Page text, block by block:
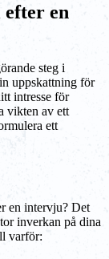
en
steg i
uppskattning för
intresse för
vikten av ett
ett
en intervju? Det
inverkan på dina
varför: